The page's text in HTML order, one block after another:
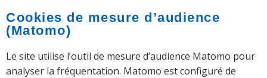
Cookies de mesure d’audience
(Matomo)
Le site utilise l’outil de mesure d’audience Matomo pour
analyser la fréquentation. Matomo est configuré de